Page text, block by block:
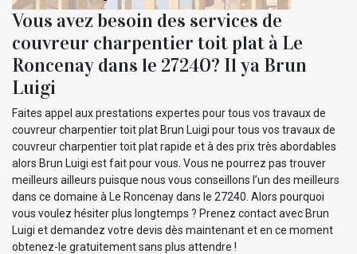
Vous avez besoin des services de
couvreur charpentier toit plat à Le
Roncenay dans le 27240? Il ya Brun
Luigi
Faites appel aux prestations expertes pour tous vos travaux de
couvreur charpentier toit plat Brun Luigi pour tous vos travaux de
couvreur charpentier toit plat rapide et à des prix très abordables
alors Brun Luigi est fait pour vous. Vous ne pourrez pas trouver
meilleurs ailleurs puisque nous vous conseillons l’un des meilleurs
dans ce domaine à Le Roncenay dans le 27240. Alors pourquoi
vous voulez hésiter plus longtemps ? Prenez contact avec Brun
Luigi et demandez votre devis dès maintenant et en ce moment
obtenez-le gratuitement sans plus attendre !